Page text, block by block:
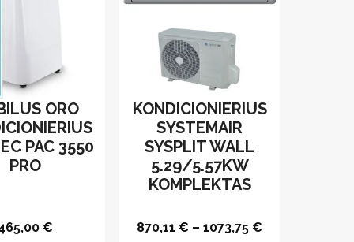
ORO
PAC 3550
PRO
€
KONDICIONIERIUS
SYSTEMAIR
SYSPLIT WALL
5.29/5.57KW
KOMPLEKTAS
870,11 € –1073,75 €